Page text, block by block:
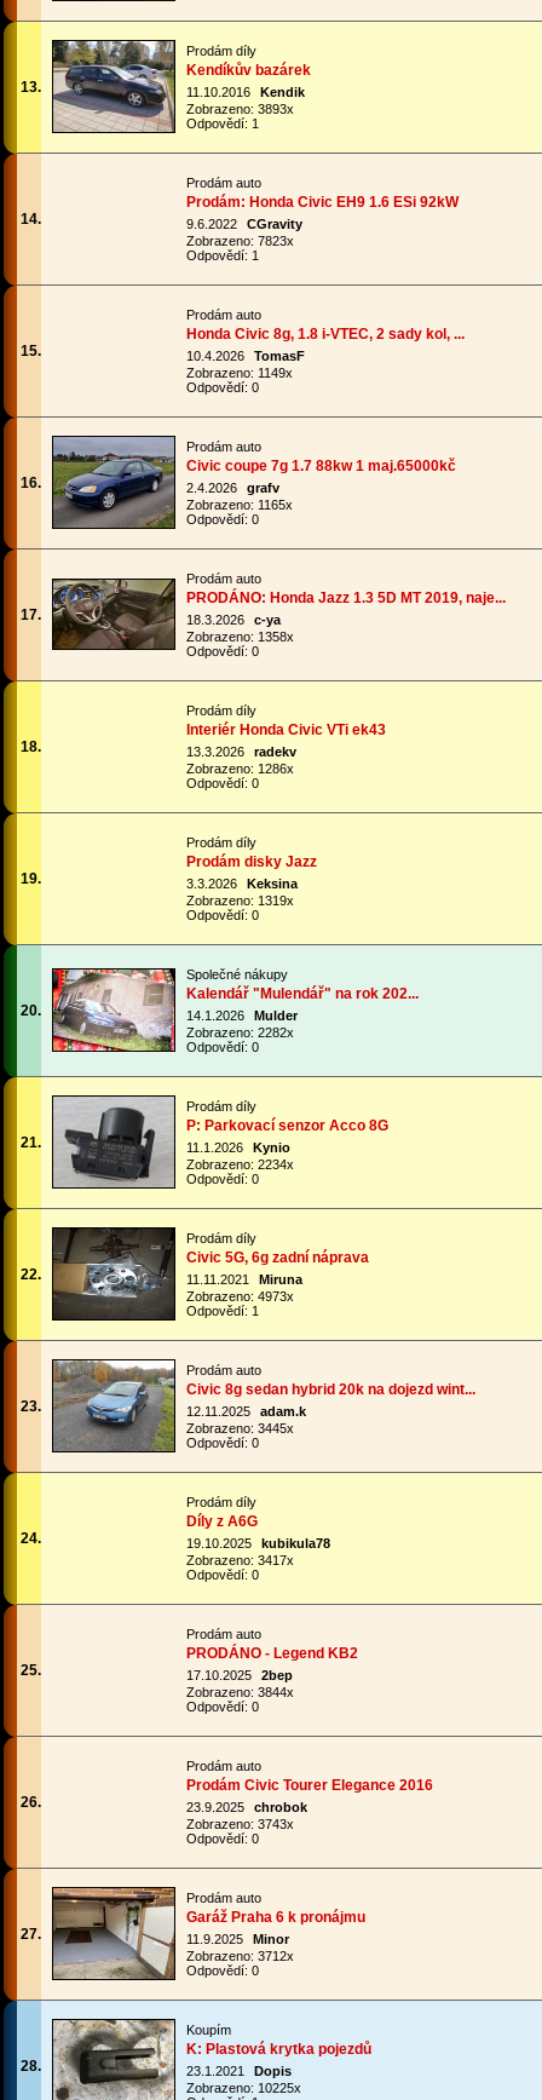
13.
Prodám díly
Kendíkův bazárek
11.10.2016
Kendik
Zobrazeno: 3893x
Odpovědí: 1
14.
Prodám auto
Prodám: Honda Civic EH9 1.6 ESi 92kW
9.6.2022
CGravity
Zobrazeno: 7823x
Odpovědí: 1
15.
Prodám auto
Honda Civic 8g, 1.8 i-VTEC, 2 sady kol, ...
10.4.2026
TomasF
Zobrazeno: 1149x
Odpovědí: 0
16.
Prodám auto
Civic coupe 7g 1.7 88kw 1 maj.65000kč
2.4.2026
grafv
Zobrazeno: 1165x
Odpovědí: 0
17.
Prodám auto
PRODÁNO: Honda Jazz 1.3 5D MT 2019, naje...
18.3.2026
c-ya
Zobrazeno: 1358x
Odpovědí: 0
18.
Prodám díly
Interiér Honda Civic VTi ek43
13.3.2026
radekv
Zobrazeno: 1286x
Odpovědí: 0
19.
Prodám díly
Prodám disky Jazz
3.3.2026
Keksina
Zobrazeno: 1319x
Odpovědí: 0
20.
Společné nákupy
Kalendář "Mulendář" na rok 202...
14.1.2026
Mulder
Zobrazeno: 2282x
Odpovědí: 0
21.
Prodám díly
P: Parkovací senzor Acco 8G
11.1.2026
Kynio
Zobrazeno: 2234x
Odpovědí: 0
22.
Prodám díly
Civic 5G, 6g zadní náprava
11.11.2021
Miruna
Zobrazeno: 4973x
Odpovědí: 1
23.
Prodám auto
Civic 8g sedan hybrid 20k na dojezd wint...
12.11.2025
adam.k
Zobrazeno: 3445x
Odpovědí: 0
24.
Prodám díly
Díly z A6G
19.10.2025
kubikula78
Zobrazeno: 3417x
Odpovědí: 0
25.
Prodám auto
PRODÁNO - Legend KB2
17.10.2025
2bep
Zobrazeno: 3844x
Odpovědí: 0
26.
Prodám auto
Prodám Civic Tourer Elegance 2016
23.9.2025
chrobok
Zobrazeno: 3743x
Odpovědí: 0
27.
Prodám auto
Garáž Praha 6 k pronájmu
11.9.2025
Minor
Zobrazeno: 3712x
Odpovědí: 0
28.
Koupím
K: Plastová krytka pojezdů
23.1.2021
Dopis
Zobrazeno: 10225x